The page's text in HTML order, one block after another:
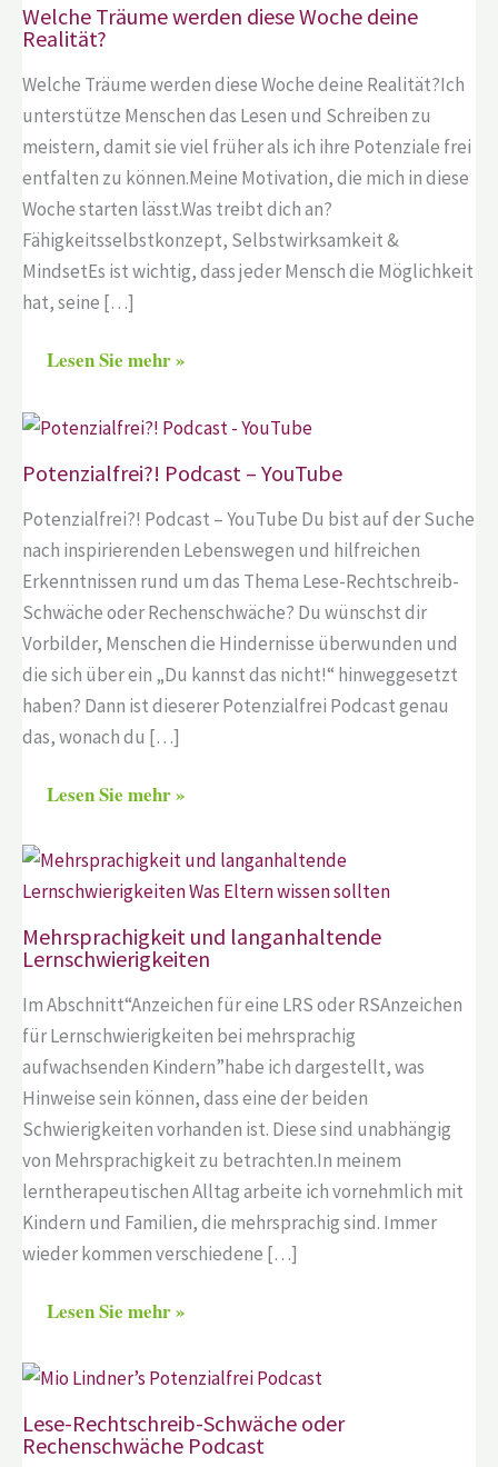
Welche Träume werden diese Woche deine
Realität?
Welche Träume werden diese Woche deine Realität?Ich
unterstütze Menschen das Lesen und Schreiben zu
meistern, damit sie viel früher als ich ihre Potenziale frei
entfalten zu können.Meine Motivation, die mich in diese
Woche starten lässt.Was treibt dich an?
Fähigkeitsselbstkonzept, Selbstwirksamkeit &
MindsetEs ist wichtig, dass jeder Mensch die Möglichkeit
hat, seine […]
Lesen Sie mehr »
Potenzialfrei?! Podcast – YouTube
Potenzialfrei?! Podcast – YouTube Du bist auf der Suche
nach inspirierenden Lebenswegen und hilfreichen
Erkenntnissen rund um das Thema Lese-Rechtschreib-
Schwäche oder Rechenschwäche? Du wünschst dir
Vorbilder, Menschen die Hindernisse überwunden und
die sich über ein „Du kannst das nicht!“ hinweggesetzt
haben? Dann ist dieserer Potenzialfrei Podcast genau
das, wonach du […]
Lesen Sie mehr »
Mehrsprachigkeit und langanhaltende
Lernschwierigkeiten
Im Abschnitt“Anzeichen für eine LRS oder RSAnzeichen
für Lernschwierigkeiten bei mehrsprachig
aufwachsenden Kindern”habe ich dargestellt, was
Hinweise sein können, dass eine der beiden
Schwierigkeiten vorhanden ist. Diese sind unabhängig
von Mehrsprachigkeit zu betrachten.In meinem
lerntherapeutischen Alltag arbeite ich vornehmlich mit
Kindern und Familien, die mehrsprachig sind. Immer
wieder kommen verschiedene […]
Lesen Sie mehr »
Lese-Rechtschreib-Schwäche oder
Rechenschwäche Podcast